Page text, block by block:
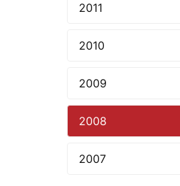
2011
2010
2009
2008
2007